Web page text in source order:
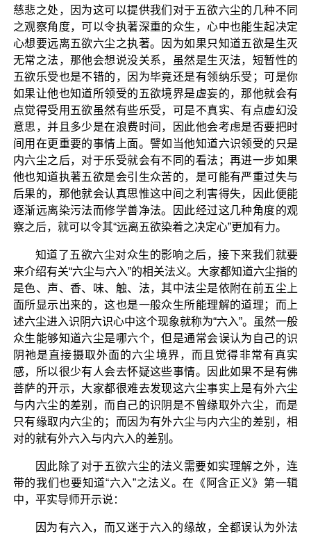
慈悲之处，因为这可以提供我们对于五欲六尘的几种不同
之观察角度，可以令执著深重的众生，心中也能生起决定
心想要远离五欲六尘之执著。因为如果只知道五欲是生灭
无常之法，那他会想说没关系，虽然是生灭法，短暂性的
五欲乐受也是不错的，因为毕竟还是有领纳乐受；可是你
如果让他也知道所领受的五欲境界是虚妄的，那他就会有
点觉得受用五欲虽然有些乐受，可是不真实、有点虚幻没
意思，并且多少是在浪费时间，因此他会考虑是否要把时
间用在更重要的事情上面。譬如当他知道六识领受的只是
内六尘之后，对于乐受就会有不同的看法；再进一步如果
他也知道执著五欲是会引生众苦的，是可能有严重过失与
后果的，那他就会认真思惟这中间之利害得失，因此便能
逐渐远离染污法而修学善净法。因此经过这几种角度的观
察之后，就可以令其“远离五欲染着之决定心”更加有力。
知道了五欲六尘对众生的影响之后，接下来我们就要
来介绍有关“六尘与六入”的相关法义。大家都知道六尘指的
是色、声、香、味、触、法，其中法尘是依附在前五尘上
面所显示出来的，这也是一般众生所能理解的道理；而上
述六尘进入识阴六识心中这个现象就称为“六入”。虽然一般
众生能够知道六尘是哪六个，但是通常会误认为自己的识
阴祂是直接摄取外面的六尘境界，而且觉得非常有真实
感，所以很少有人会去怀疑这些事情。因此如果不是有佛
菩萨的开示，大家都很难去发现这六尘事实上是有外六尘
与内六尘的差别，而自己的识阴是不曾缘取外六尘，而是
只有缘取内六尘的；而因为有外六尘与内六尘的差别，相
对的就有外六入与内六入的差别。
因此除了对于五欲六尘的法义需要如实理解之外，连
带的我们也要知道“六入”之法义。在《阿含正义》第一辑
中，平实导师开示说：
因为有六入，而又迷于六入的缘故，全都误认为外法